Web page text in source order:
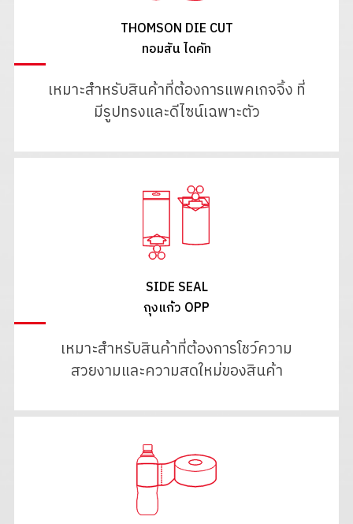
THOMSON DIE CUT
ทอมสัน ไดคัท
เหมาะสำหรับสินค้าที่ต้องการแพคเกจจิ้ง ที่
มีรูปทรงและดีไซน์เฉพาะตัว
SIDE SEAL
ถุงแก้ว OPP
เหมาะสำหรับสินค้าที่ต้องการโชว์ความ
สวยงามและความสดใหม่ของสินค้า